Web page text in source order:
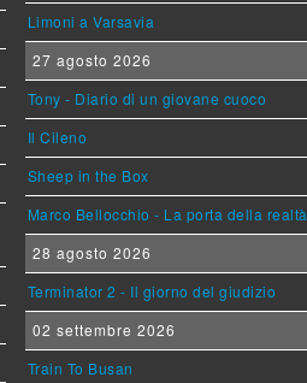
Limoni a Varsavia
27 agosto 2026
Tony - Diario di un giovane cuoco
Il Cileno
Sheep in the Box
Marco Bellocchio - La porta della realtà
28 agosto 2026
Terminator 2 - Il giorno del giudizio
02 settembre 2026
Train To Busan